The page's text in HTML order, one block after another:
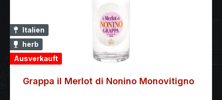
Italien
herb
Ausverkauft
Grappa il Merlot di Nonino Monovitigno